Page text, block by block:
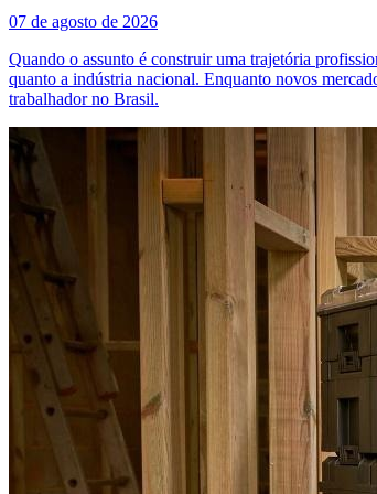
07 de agosto de 2026
Quando o assunto é construir uma trajetória
quanto a indústria nacional. Enquanto novos
trabalhador no Brasil.